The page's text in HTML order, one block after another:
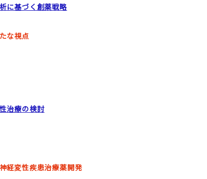
に基づく創薬戦略
な視点
治療の検討
経変性疾患治療薬開発